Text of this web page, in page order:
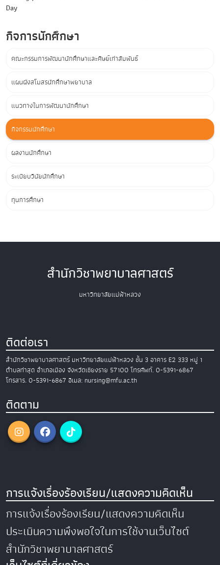
Day
กิจการนักศึกษา
คณะกรรมการพัฒนานักศึกษาและศิษย์เก่าสัมพันธ์
แผนผังสโมสรนักศึกษาพยาบาล
แนวทางในการพัฒนานักศึกษา
กิจกรรมนักศึกษา
ผลงานนักศึกษา
ระเบียบวินัยนักศึกษา
ทุนการศึกษา
สำนักวิชาพยาบาลศาสตร์
มหาวิทยาลัยแม่ฟ้าหลวง
ติดต่อเรา
สำนักวิชาพยาบาลศาสตร์ มหาวิทยาลัยแม่ฟ้าหลวง ชั้น 3 อาคาร E2 333 หมู่ 1
ตำบลท่าสุด อำเภอเมือง จังหวัดเชียงราย 57100 โทรศัพท์. 0-5391-6867
โทรสาร. 0-5391-6867 อีเมล: nursing@mfu.ac.th
ติดตาม
การแจ้งเรื่องร้องเรียน/แสดงความคิดเห็น
การแจ้งเรื่องร้องเรียน/แสดงความคิดเห็น
ประเมินความพึงพอใจในการใช้งานเว็บไซต์
สำนักวิชาพยาบาลศาสตร์